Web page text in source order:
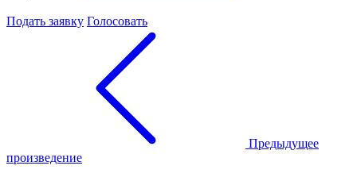
Подать заявку Голосовать
Предыдущее
произведение